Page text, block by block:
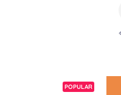
POPULAR